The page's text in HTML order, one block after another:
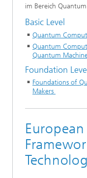
im Bereich
Basic Level
Quantum
Quantum
Quantum
Foundation
Foundations of
Makers